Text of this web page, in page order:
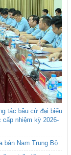
tác bầu cử đại biểu
nhiệm kỳ 2026-
bàn Nam Trung Bộ